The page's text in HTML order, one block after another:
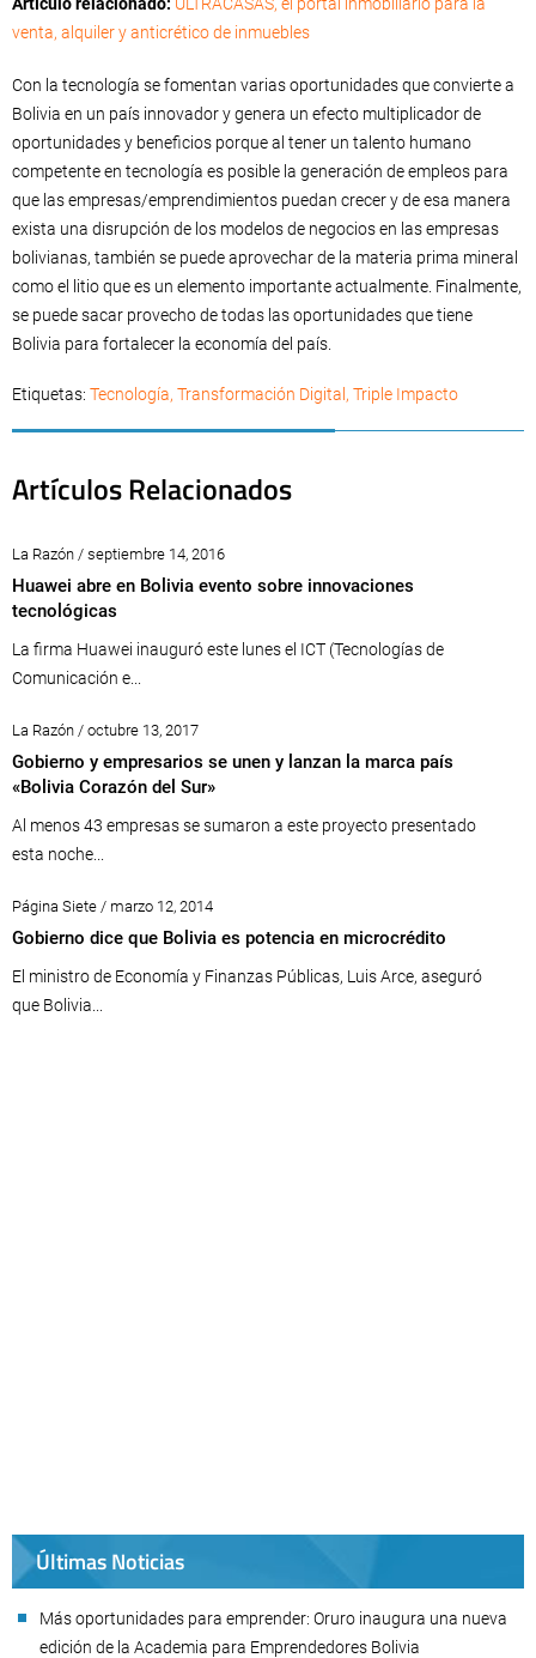
venta, alquiler y anticrético de inmuebles
Con la tecnología se fomentan varias oportunidades que convierte a
Bolivia en un país innovador y genera un efecto multiplicador de
oportunidades y beneficios porque al tener un talento humano
competente en tecnología es posible la generación de empleos para
que las empresas/emprendimientos puedan crecer y de esa manera
exista una disrupción de los modelos de negocios en las empresas
bolivianas, también se puede aprovechar de la materia prima mineral
como el litio que es un elemento importante actualmente. Finalmente,
se puede sacar provecho de todas las oportunidades que tiene
Bolivia para fortalecer la economía del país.
Etiquetas: Tecnología, Transformación Digital , Triple Impacto
Artículos Relacionados
La Razón / septiembre 14, 2016
Huawei abre en Bolivia evento sobre innovaciones
tecnológicas
La firma Huawei inauguró este lunes el ICT (Tecnologías de
Comunicación e...
La Razón / octubre 13, 2017
Gobierno y empresarios se unen y lanzan la marca país
«Bolivia Corazón del Sur»
Al menos 43 empresas se sumaron a este proyecto presentado
esta noche...
Página Siete / marzo 12, 2014
Gobierno dice que Bolivia es potencia en microcrédito
El ministro de Economía y Finanzas Públicas, Luis Arce, aseguró
que Bolivia...
Últimas Noticias
Más oportunidades para emprender: Oruro inaugura una nueva
edición de la Academia para Emprendedores Bolivia